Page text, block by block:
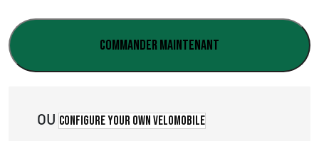
p
r
e
r
x
Commander maintenant
OU Configure your own velomobile